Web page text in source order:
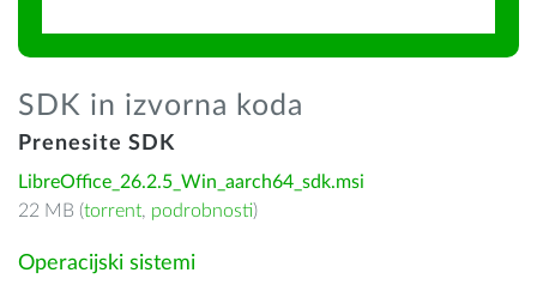
SDK in izvorna koda
Prenesite SDK
LibreOffice_26.2.5_Win_aarch64_sdk.msi
22 MB (torrent, podrobnosti)
Operacijski sistemi